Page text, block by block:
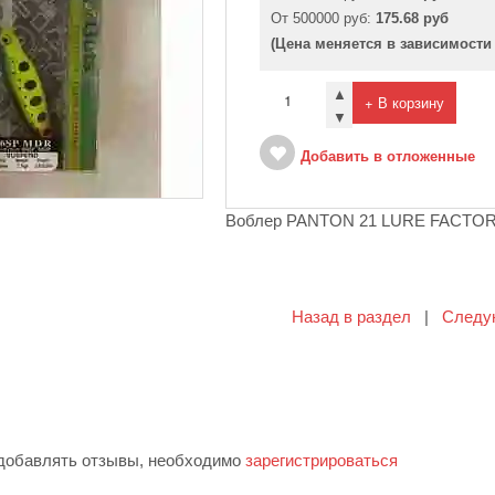
От 500000 руб: 175.68 руб
(Цена меняется в
▲
▼
+ В корзину
Добавить в отложенные
Воблер PANTON 21 LURE
Назад в раздел |
отзывы, необходимо зарегистрироваться